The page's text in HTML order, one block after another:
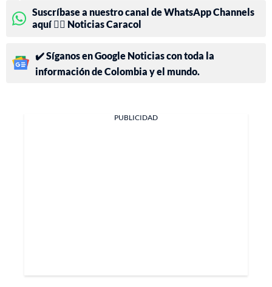
Suscríbase a nuestro canal de WhatsApp Channels
aquí 👉🏻 Noticias Caracol
✔️ Síganos en Google Noticias con toda la
información de Colombia y el mundo.
PUBLICIDAD